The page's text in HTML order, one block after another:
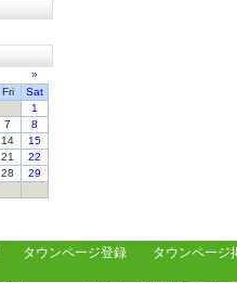
»
Fri
Sat
1
7
8
14
15
21
22
28
29
タウンページ登録 タウンページ